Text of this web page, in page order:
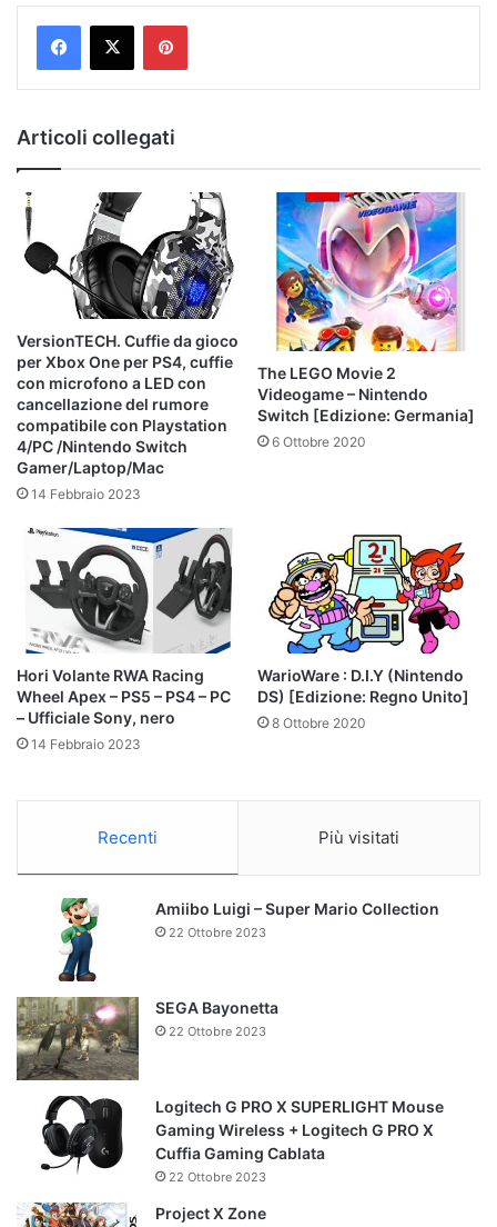
Pinterest
Articoli collegati
VersionTECH. Cuffie da gioco
per Xbox One per PS4, cuffie
con microfono a LED con
cancellazione del rumore
compatibile con Playstation
4/PC /Nintendo Switch
Gamer/Laptop/Mac
14 Febbraio 2023
The LEGO Movie 2
Videogame – Nintendo
Switch [Edizione: Germania]
6 Ottobre 2020
Hori Volante RWA Racing
Wheel Apex – PS5 – PS4 – PC
– Ufficiale Sony, nero
14 Febbraio 2023
WarioWare : D.I.Y (Nintendo
DS) [Edizione: Regno Unito]
8 Ottobre 2020
Recenti Più visitati
Amiibo Luigi – Super Mario Collection
22 Ottobre 2023
SEGA Bayonetta
22 Ottobre 2023
Logitech G PRO X SUPERLIGHT Mouse
Gaming Wireless + Logitech G PRO X
Cuffia Gaming Cablata
22 Ottobre 2023
Project X Zone